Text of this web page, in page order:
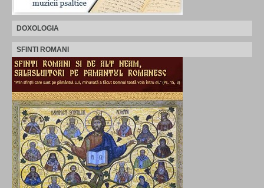
DOXOLOGIA
SFINTI ROMANI